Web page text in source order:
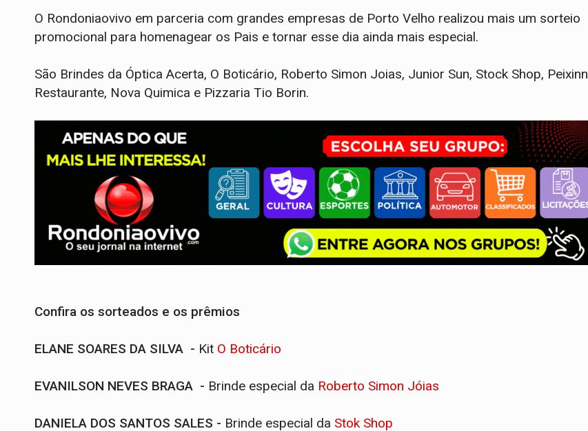
O Rondoniaovivo em parceria com grandes empresas de Porto Velho realizou mais um sorteio
promocional para homenagear os Pais e tornar esse dia ainda mais especial.
São Brindes da Óptica Acerta, O Boticário, Roberto Simon Joias, Junior Sun, Stock Shop, Peixinn
Restaurante, Nova Quimica e Pizzaria Tio Borin.
Confira os sorteados e os prêmios
ELANE SOARES DA SILVA - Kit O Boticário
EVANILSON NEVES BRAGA - Brinde especial da Roberto Simon Jóias
DANIELA DOS SANTOS SALES - Brinde especial da Stok Shop